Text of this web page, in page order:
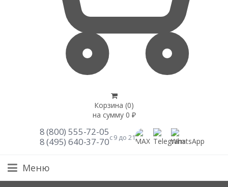
Корзина (0)
на сумму 0 ₽
8 (800) 555-72-05
8 (495) 640-37-70с 9 до 21
Меню